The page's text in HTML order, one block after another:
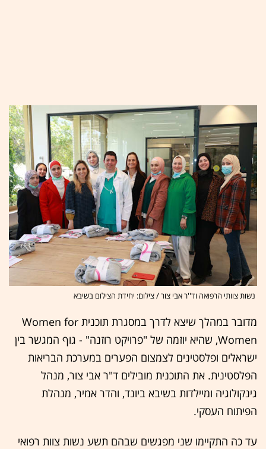
נשות צוותי הרפואה וד''ר אבי צור / צילום: יחידת הצילום בשיבא
מדובר במהלך שיצא לדרך במסגרת תוכנית Women for
Women, שהיא יוזמה של "פרויקט רוזנה" - גוף המגשר בין
ישראלים ופלסטינים לצמצום הפערים במערכת הבריאות
הפלסטינית. את התוכנית מובילים ד"ר אבי צור, מנהל
גינקולוגיה ומיילדות בשיבא ביונד, והדר אמיר, מנהלת
הפיתוח העסקי.
עד כה התקיימו שני מפגשים שבהם תשע נשות צוות רפואי